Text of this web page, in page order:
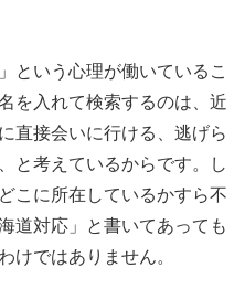
という心理が働いているこ
を入れて検索するのは、近
直接会いに行ける、逃げら
と考えているからです。し
こに所在しているかすら不
道対応」と書いてあっても
けではありません。